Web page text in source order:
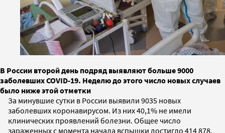
В России второй день подряд выявляют больше 9000
заболевших COVID-19. Неделю до этого число новых случаев
было ниже этой отметки
За минувшие сутки в России выявили 9035 новых
заболевших коронавирусом. Из них 40,1% не имели
клинических проявлений болезни. Общее число
зараженных с момента начала вспышки достигло 414 878,